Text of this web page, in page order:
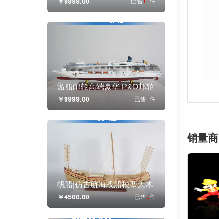
滚装船|工艺船航模纪念摆件
已售11件
游船邮轮高端豪华 P&O邮轮
居家办公摆件纪念品收藏礼
品赠送
￥9999.00 已售1件
帆船|仿古航海战船模型大木
船|一帆风顺帆船摆件客厅高
档招财摆件办公室装饰品
￥4500.00 已售1件
销量